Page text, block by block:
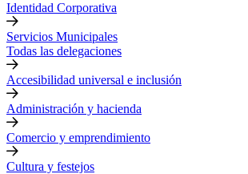
Identidad Corporativa
Servicios Municipales
Todas las delegaciones
Accesibilidad universal e inclusión
Administración y hacienda
Comercio y emprendimiento
Cultura y festejos